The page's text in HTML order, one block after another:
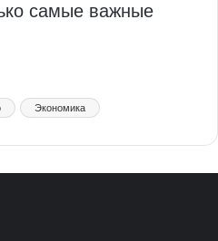
самые важные
Экономика